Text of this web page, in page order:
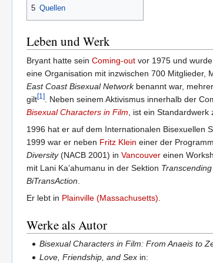
5 Quellen
Leben und Werk
Bryant hatte sein Coming-out vor 1975 und
eine Organisation mit inzwischen 700 Mitglieder,
East Coast Bisexual Networkbenannt war,
gilt[1]. Neben seinem Aktivismus innerhalb der
Bisexual Characters in Film, ist ein Standardwerk
1996 hat er auf dem Internationalen Bisexuellen
1999 war er neben Fritz Klein einer der
Diversity(NACB 2001) in Vancouver einen
mit Lani Ka’ahumanu in der Sektion
BiTransAction.
Er lebt in Plainville (Massachusetts).
Werke als Autor
Bisexual Characters in Film: From Anaeis to
Love, Friendship, and Sex in: